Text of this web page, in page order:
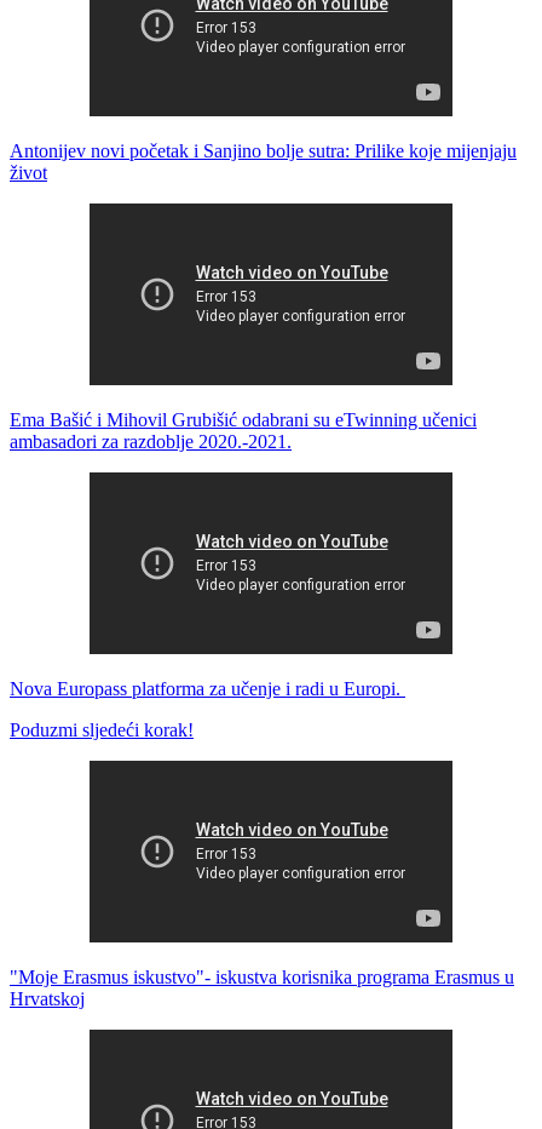
Antonijev novi početak i Sanjino bolje sutra: Prilike koje mijenjaju
život
Ema Bašić i Mihovil Grubišić odabrani su eTwinning učenici
ambasadori za razdoblje 2020.-2021.
Nova Europass platforma za učenje i radi u Europi.
Poduzmi sljedeći korak!
"Moje Erasmus iskustvo"- iskustva korisnika programa Erasmus u
Hrvatskoj